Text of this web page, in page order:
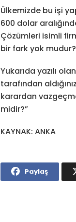
Ülkemizde bu işi
600 dolar
Çözümleri isimli
bir fark yok mudur?
Yukarıda yazılı
tarafından
karardan
midir?”
KAYNAK: ANKA
Paylaş